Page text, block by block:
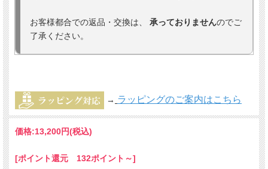
お客様都合での返品・交換は、 承っておりませんのでご
了承ください。
→ ラッピングのご案内はこちら
価格:13,200円(税込)
[ポイント還元 132ポイント～]